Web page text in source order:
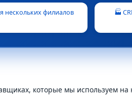
нескольких филиалов 🏭
которые мы используем на